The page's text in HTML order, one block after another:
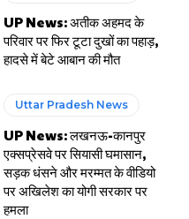
UP News: अतीक अहमद के
परिवार पर फिर टूटा दुखों का पहाड़,
हादसे में बेटे आबान की मौत
Uttar Pradesh News
UP News: लखनऊ-कानपुर
एक्सप्रेसवे पर सियासी घमासान,
सड़क धंसने और मरम्मत के वीडियो
पर अखिलेश का योगी सरकार पर
हमला